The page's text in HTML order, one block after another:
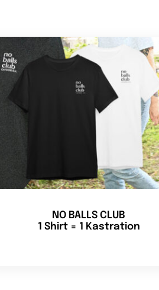
NO BALLS CLUB
1 Shirt = 1 Kastration